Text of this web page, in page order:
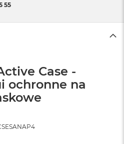
55
Case -
ochronne na